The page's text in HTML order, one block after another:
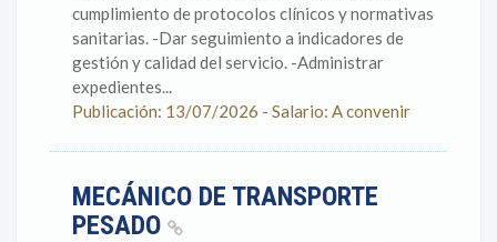
cumplimiento de protocolos clínicos y normativas
sanitarias. -Dar seguimiento a indicadores de
gestión y calidad del servicio. -Administrar
expedientes...
Publicación: 13/07/2026 - Salario: A convenir
MECÁNICO DE TRANSPORTE
PESADO